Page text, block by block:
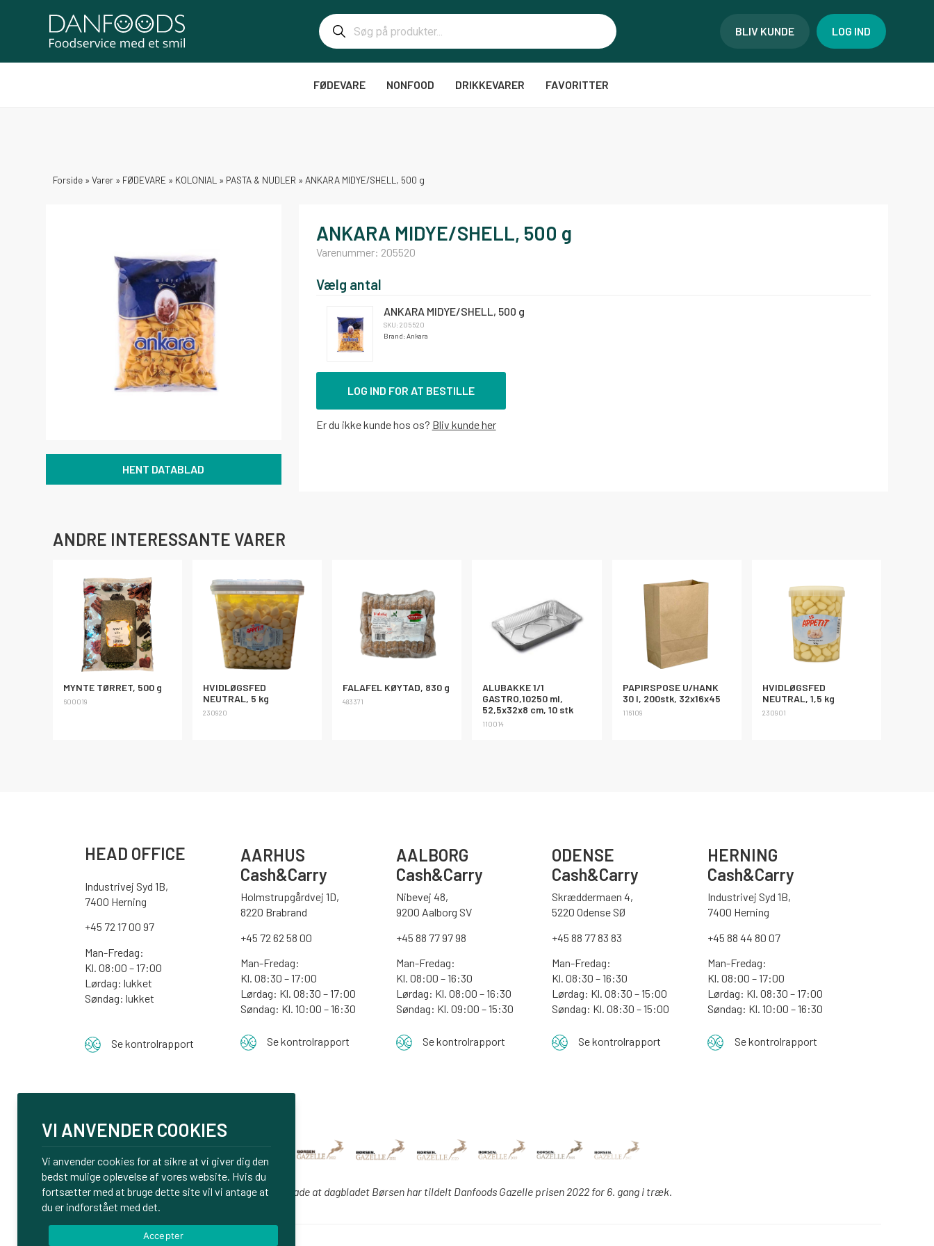
BLIV KUNDE LOG IND
FØDEVARE NONFOOD DRIKKEVARER FAVORITTER
Forside » Varer » FØDEVARE » KOLONIAL » PASTA & NUDLER » ANKARA MIDYE/SHELL, 500 g
HENT DATABLAD
ANKARA MIDYE/SHELL, 500 g
Varenummer: 205520
Vælg antal
ANKARA MIDYE/SHELL, 500 g
SKU: 205520
Brand: Ankara
LOG IND FOR AT BESTILLE
Er du ikke kunde hos os? Bliv kunde her
ANDRE INTERESSANTE VARER
MYNTE TØRRET, 500 g
600019
HVIDLØGSFED
NEUTRAL, 5 kg
230920
FALAFEL KØYTAD, 830 g
483371
ALUBAKKE 1/1
GASTRO,10250 ml,
52,5x32x8 cm, 10 stk
110014
PAPIRSPOSE U/HANK
30 l, 200stk, 32x16x45
116109
HVIDLØGSFED
NEUTRAL, 1,5 kg
230901
HEAD OFFICE
Industrivej Syd 1B,
7400 Herning
+45 72 17 00 97
Man-Fredag:
Kl. 08:00 – 17:00
Lørdag: lukket
Søndag: lukket
Se kontrolrapport
AARHUS
Cash&Carry
Holmstrupgårdvej 1D,
8220 Brabrand
+45 72 62 58 00
Man-Fredag:
Kl. 08:30 – 17:00
Lørdag: Kl. 08:30 – 17:00
Søndag: Kl. 10:00 – 16:30
Se kontrolrapport
AALBORG
Cash&Carry
Nibevej 48,
9200 Aalborg SV
+45 88 77 97 98
Man-Fredag:
Kl. 08:00 – 16:30
Lørdag: Kl. 08:00 – 16:30
Søndag: Kl. 09:00 – 15:30
Se kontrolrapport
ODENSE
Cash&Carry
Skræddermaen 4,
5220 Odense SØ
+45 88 77 83 83
Man-Fredag:
Kl. 08:30 – 16:30
Lørdag: Kl. 08:30 – 15:00
Søndag: Kl. 08:30 – 15:00
Se kontrolrapport
HERNING
Cash&Carry
Industrivej Syd 1B,
7400 Herning
+45 88 44 80 07
Man-Fredag:
Kl. 08:00 – 17:00
Lørdag: Kl. 08:30 – 17:00
Søndag: Kl. 10:00 – 16:30
Se kontrolrapport
Vi er glade at dagbladet Børsen har tildelt Danfoods Gazelle prisen 2022 for 6. gang i træk.
VI ANVENDER COOKIES
Vi anvender cookies for at sikre at vi giver dig den
bedst mulige oplevelse af vores website. Hvis du
fortsætter med at bruge dette site vil vi antage at
du er indforstået med det.
Accepter